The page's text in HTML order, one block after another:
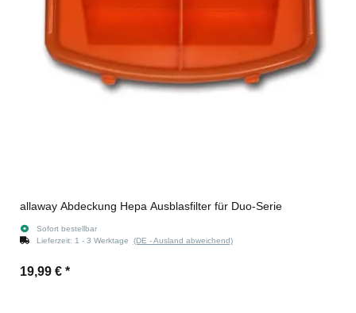
allaway Abdeckung Hepa Ausblasfilter für Duo-Serie
Sofort bestellbar
Lieferzeit: 1 - 3 Werktage (DE - Ausland abweichend)
19,99 € *